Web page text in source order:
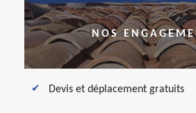
NOS
Devis et déplacement gratuits